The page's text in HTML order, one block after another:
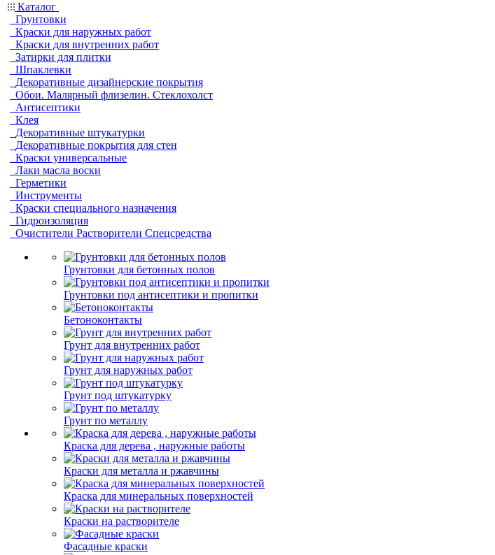
Каталог
Грунтовки
Краски для наружных работ
Краски для внутренних работ
Затирки для плитки
Шпаклевки
Декоративные дизайнерские покрытия
Обои. Малярный флизелин. Стеклохолст
Антисептики
Клея
Декоративные штукатурки
Декоративные покрытия для стен
Краски универсальные
Лаки масла воски
Герметики
Инструменты
Краски специального назначения
Гидроизоляция
Очистители Растворители Спецсредства
Грунтовки для бетонных полов
Грунтовки под антисептики и пропитки
Бетоноконтакты
Грунт для внутренних работ
Грунт для наружных работ
Грунт под штукатурку
Грунт по металлу
Краска для дерева , наружные работы
Краски для металла и ржавчины
Краска для минеральных поверхностей
Краски на растворителе
Фасадные краски